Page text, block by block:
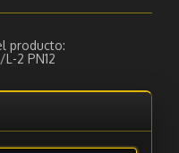
producto:
2 PN12